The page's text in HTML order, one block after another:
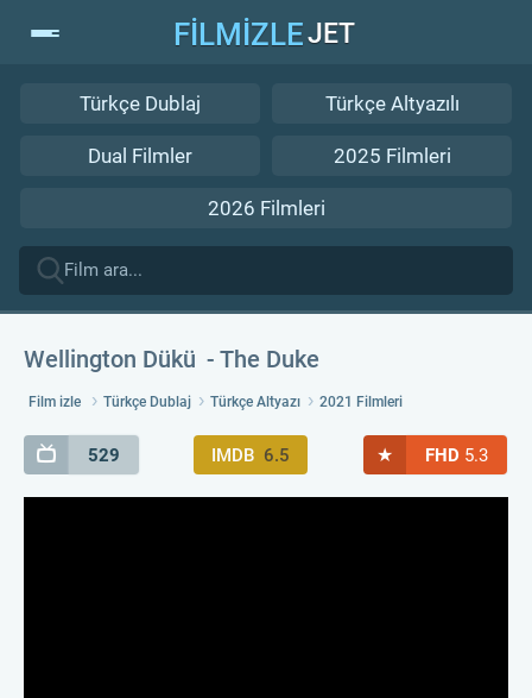
FİLMİZLEJET
Türkçe Dublaj Türkçe Altyazılı
Dual Filmler 2025 Filmleri
2026 Filmleri
Wellington Dükü The Duke
Film izle Türkçe Dublaj Türkçe Altyazı 2021 Filmleri
529 IMDB 6.5 ★ FHD 5.3